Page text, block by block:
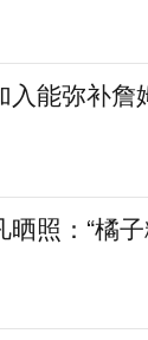
能弥补詹
照：“橘